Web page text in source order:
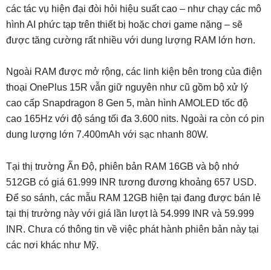
các tác vụ hiện đại đòi hỏi hiệu suất cao – như chạy các mô
hình AI phức tạp trên thiết bị hoặc chơi game nặng – sẽ
được tăng cường rất nhiều với dung lượng RAM lớn hơn.
Ngoài RAM được mở rộng, các linh kiện bên trong của điện
thoại OnePlus 15R vẫn giữ nguyên như cũ gồm bộ xử lý
cao cấp Snapdragon 8 Gen 5, màn hình AMOLED tốc độ
cao 165Hz với độ sáng tối đa 3.600 nits. Ngoài ra còn có pin
dung lượng lớn 7.400mAh với sạc nhanh 80W.
Tại thị trường Ấn Độ, phiên bản RAM 16GB và bộ nhớ
512GB có giá 61.999 INR tương đương khoảng 657 USD.
Để so sánh, các mẫu RAM 12GB hiện tại đang được bán lẻ
tại thị trường này với giá lần lượt là 54.999 INR và 59.999
INR. Chưa có thông tin về việc phát hành phiên bản này tại
các nơi khác như Mỹ.